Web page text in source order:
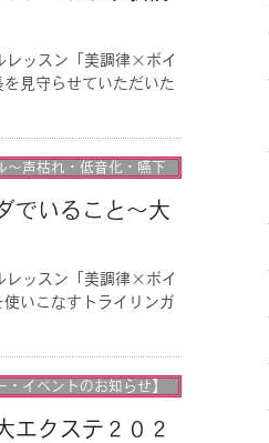
レッスン「美調律×ボイ
見守らせていただいた
声枯れ・低音化・嚥下
でいること〜大
レッスン「美調律×ボイ
いこなすトライリンガ
・イベントのお知らせ】
エクステ２０２